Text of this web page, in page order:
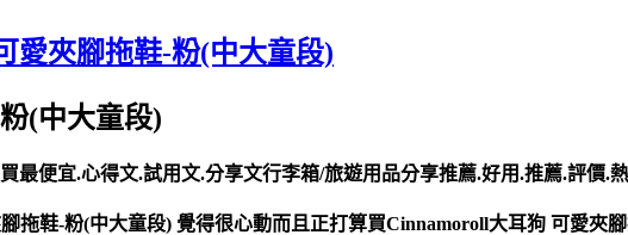
愛夾腳拖鞋-粉(中大童段)
(中大童段)
最便宜.心得文.試用文.分享文行李箱/旅遊用品分享推薦.好用.推薦.評價.
拖鞋-粉(中大童段) 覺得很心動而且正打算買Cinnamoroll大耳狗 可愛夾